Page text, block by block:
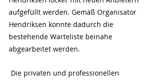
aufgefüllt werden. Gemäß Organisator
Hendriksen konnte dadurch die
bestehende Warteliste beinahe
abgearbeitet werden.